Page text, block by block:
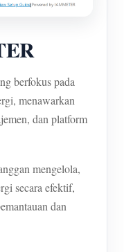
berfokus pada
menawarkan
dan platform
mengelola,
secara efektif,
dan